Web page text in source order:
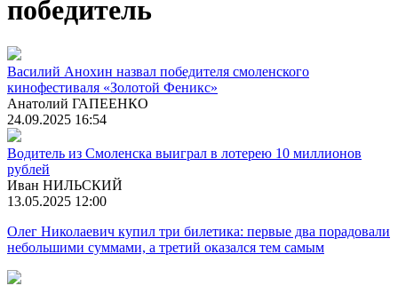
победитель
Василий Анохин назвал победителя смоленского
кинофестиваля «Золотой Феникс»
Анатолий ГАПЕЕНКО
24.09.2025 16:54
Водитель из Смоленска выиграл в лотерею 10 миллионов
рублей
Иван НИЛЬСКИЙ
13.05.2025 12:00
Олег Николаевич купил три билетика: первые два порадовали
небольшими суммами, а третий оказался тем самым